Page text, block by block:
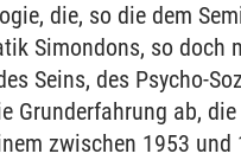
die, so die dem
Simondons, so doch
Seins, des Psycho-
Grunderfahrung ab,
zwischen 1953